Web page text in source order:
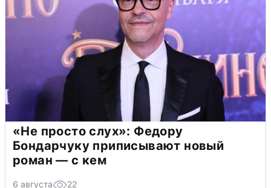
«Не просто слух»: Федору
Бондарчуку приписывают новый
роман — с кем
6 августа 22